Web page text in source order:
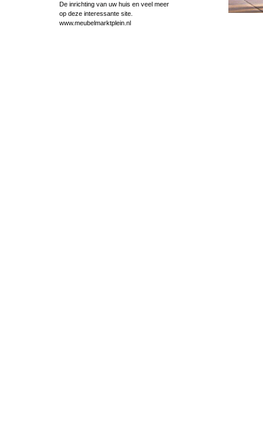
De inrichting van uw huis en veel meer
op deze interessante site.
www.meubelmarktplein.nl